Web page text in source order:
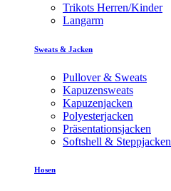
Trikots Herren/Kinder
Langarm
Sweats & Jacken
Pullover & Sweats
Kapuzensweats
Kapuzenjacken
Polyesterjacken
Präsentationsjacken
Softshell & Steppjacken
Hosen